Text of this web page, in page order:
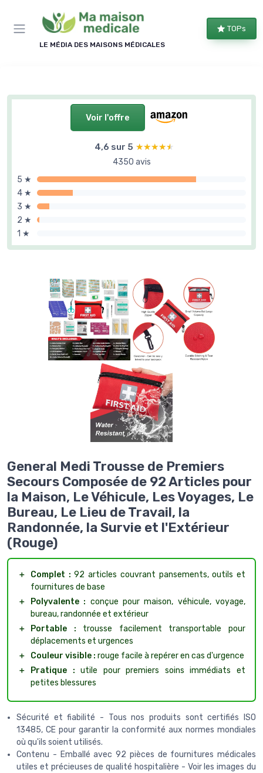
LE MÉDIA DES MAISONS MÉDICALES
TOPs
Voir l'offre
4,6 sur 5 ★★★★★
★★★★★
4350 avis
5 ★
4 ★
3 ★
2 ★
1 ★
General Medi Trousse de Premiers
Secours Composée de 92 Articles pour
la Maison, Le Véhicule, Les Voyages, Le
Bureau, Le Lieu de Travail, la
Randonnée, la Survie et l'Extérieur
(Rouge)
＋ Complet : 92 articles couvrant pansements, outils et
fournitures de base
＋
Polyvalente : conçue pour maison, véhicule, voyage,
bureau, randonnée et extérieur
＋
Portable : trousse facilement transportable pour
déplacements et urgences
＋
Couleur visible : rouge facile à repérer en cas d'urgence
＋
Pratique : utile pour premiers soins immédiats et
petites blessures
Sécurité et fiabilité - Tous nos produits sont certifiés ISO
13485, CE pour garantir la conformité aux normes mondiales
où qu'ils soient utilisés.
Contenu - Emballé avec 92 pièces de fournitures médicales
utiles et précieuses de qualité hospitalière - Voir les images du